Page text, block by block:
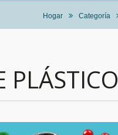
Hogar Categoría
PLÁSTICO